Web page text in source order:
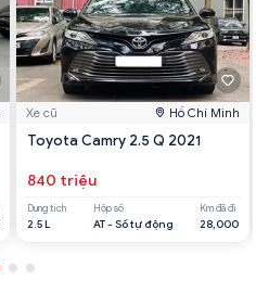
Xe cũ Hồ Chí Minh
Toyota Camry 2.5 Q 2021
840 triệu
Dung tích
2.5 L
Hộp số
AT - Số tự động
Km đã đi
28,000